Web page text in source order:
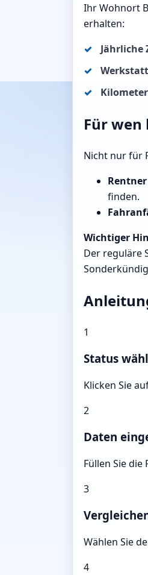
Ihr Wohnort
erhalten:
Jährliche
Für wen
Nicht nur für
finden.
Wichtiger
Der reguläre
1
Status
Klicken Sie
2
Daten
Füllen Sie
3
Wählen Sie
4